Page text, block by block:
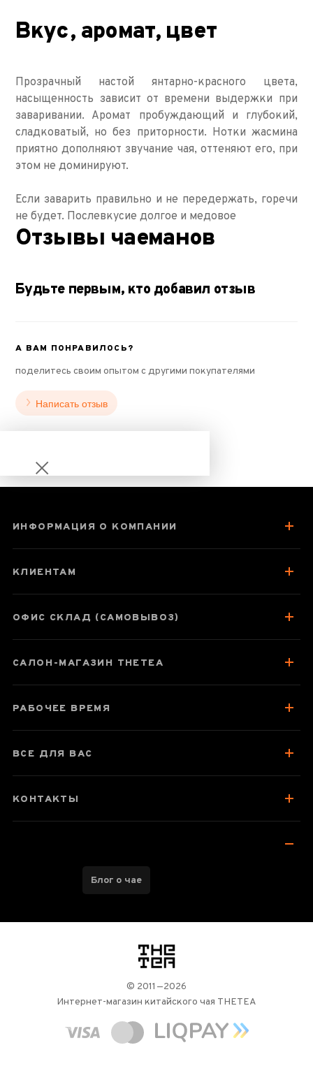
Вкус, аромат, цвет
Прозрачный настой янтарно-красного цвета,
насыщенность зависит от времени выдержки при
заваривании. Аромат пробуждающий и глубокий,
сладковатый, но без приторности. Нотки жасмина
приятно дополняют звучание чая, оттеняют его, при
этом не доминируют.
Если заварить правильно и не передержать, горечи
не будет. Послевкусие долгое и медовое
Отзывы чаеманов
Будьте первым, кто добавил отзыв
А ВАМ ПОНРАВИЛОСЬ?
поделитесь своим опытом с другими покупателями
Написать отзыв
Паспорт товара
О чае
ИНФОРМАЦИЯ О КОМПАНИИ
КЛИЕНТАМ
ОФИС СКЛАД (САМОВЫВОЗ)
САЛОН-МАГАЗИН THETEA
РАБОЧЕЕ ВРЕМЯ
ВСЕ ДЛЯ ВАС
КОНТАКТЫ
Блог о чае
логотип
© 2011—2026
Интернет-магазин китайского чая THETEA